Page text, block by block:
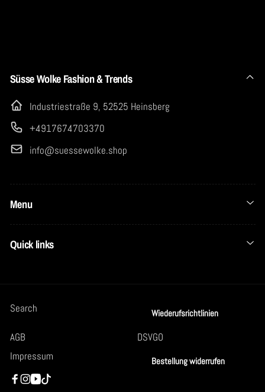
Süsse Wolke Fashion & Trends
Industriestraße 9, 52525 Heinsberg
+4917674703370
info@suessewolke.shop
Menu
Quick links
Search Wiederufsrichtlinien
AGB
DSVGO
Impressum
Bestellung widerrufen
Facebook
Instagram
YouTube
TikTok